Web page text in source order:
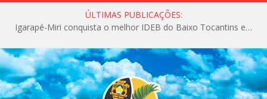
ÚLTIMAS PUBLICAÇÕES:
Igarapé-Miri conquista o melhor IDEB do Baixo Tocantins e avança na qualidade da educação pública